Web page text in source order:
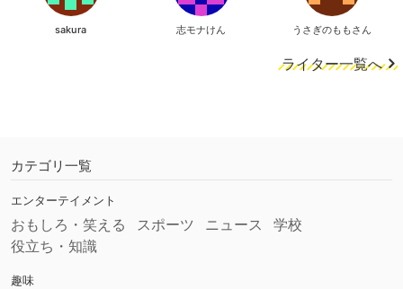
sakura 志モナけん うさぎのももさん
ライター一覧へ
カテゴリ一覧
エンターテイメント
おもしろ・笑える スポーツ ニュース
学校
役立ち・知識
趣味